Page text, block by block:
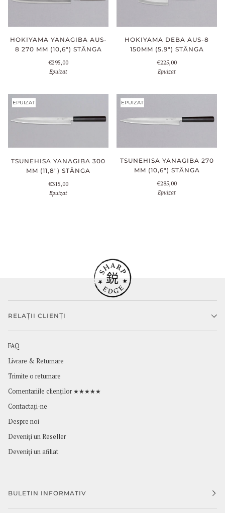
HOKIYAMA YANAGIBA AUS-
8 270 MM (10,6") STÂNGA
€295,00
Epuizat
HOKIYAMA DEBA AUS-8
150MM (5.9") STÂNGA
€225,00
Epuizat
EPUIZAT
TSUNEHISA YANAGIBA 300
MM (11,8") STÂNGA
€315,00
Epuizat
EPUIZAT
TSUNEHISA YANAGIBA 270
MM (10,6") STÂNGA
€285,00
Epuizat
RELAȚII CLIENȚI
FAQ
Livrare & Returnare
Trimite o returnare
Comentariile clienților ★★★★★
Contactaţi-ne
Despre noi
Deveniți un Reseller
Deveniți un afiliat
BULETIN INFORMATIV